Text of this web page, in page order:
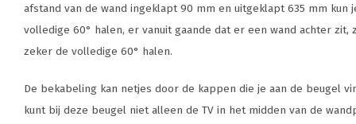
afstand van de wand ingeklapt 90 mm en uitgeklapt 635 mm kun
volledige 60° halen, er vanuit gaande dat er een wand achter zit,
zeker de volledige 60° halen.
De bekabeling kan netjes door de kappen die je aan de beugel
kunt bij deze beugel niet alleen de TV in het midden van de